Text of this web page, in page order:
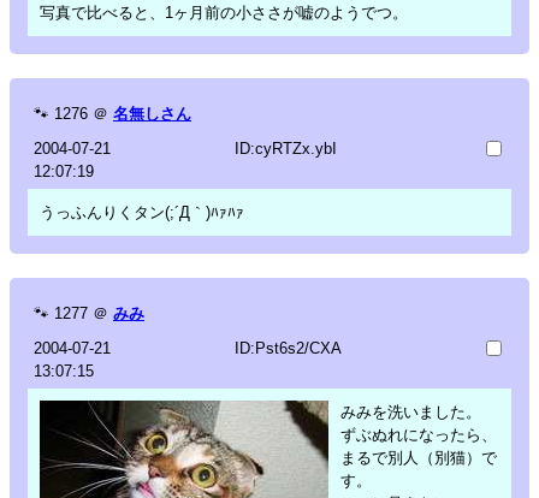
写真で比べると、1ヶ月前の小ささが嘘のようでつ。
🐾 1276 ＠ 名無しさん
2004-07-21
12:07:19
ID:cyRTZx.ybI
うっふんりくタン(;´Д｀)ﾊｧﾊｧ
🐾 1277 ＠ みみ
2004-07-21
13:07:15
ID:Pst6s2/CXA
みみを洗いました。
ずぶぬれになったら、
まるで別人（別猫）で
す。